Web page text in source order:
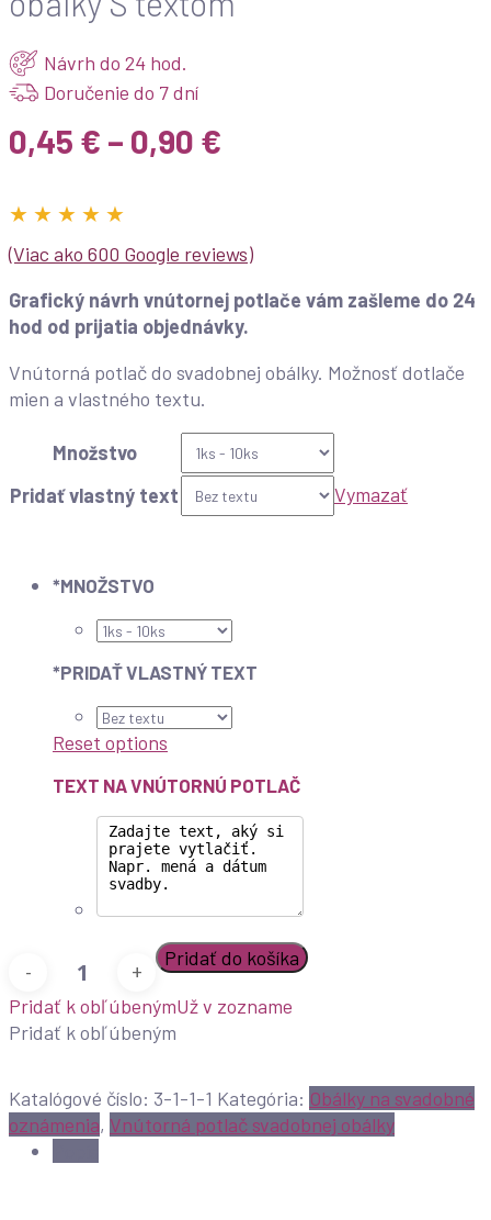
Návrh do 24 hod.
Doručenie do 7 dní
0,45 € – 0,90 €
through
0,90 €
★ ★ ★ ★ ★
(Viac ako 600 Google reviews)
Grafický návrh vnútornej potlače vám zašleme do 24
hod od prijatia objednávky.
Vnútorná potlač do svadobnej obálky. Možnosť dotlače
mien a vlastného textu.
Množstvo
Pridať vlastný text
Vymazať
*MNOŽSTVO
*PRIDAŤ VLASTNÝ TEXT
Reset options
TEXT NA VNÚTORNÚ POTLAČ
množstvo
potlač
do
obálky
S
Pridať do košíka
Pridať k obľúbenýmUž v zozname
Pridať k obľúbeným
Katalógové číslo: 3-1-1-1 Kategória: Obálky na svadobné
oznámenia, Vnútorná potlač svadobnej obálky